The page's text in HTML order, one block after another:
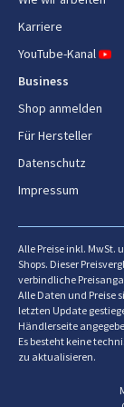
Länge des
Höhe des
Dateiformate
Unterstützte
Unterstützte
Karriere
YouTube-Kanal
Business
Shop anmelden
Für Hersteller
Datenschutz
Impressum
Alle Preise inkl. MwSt.
Shops. Dieser
verbindliche
Alle Daten und Preise
letzten Update
Händlerseite
Es besteht keine
zu aktualisieren.